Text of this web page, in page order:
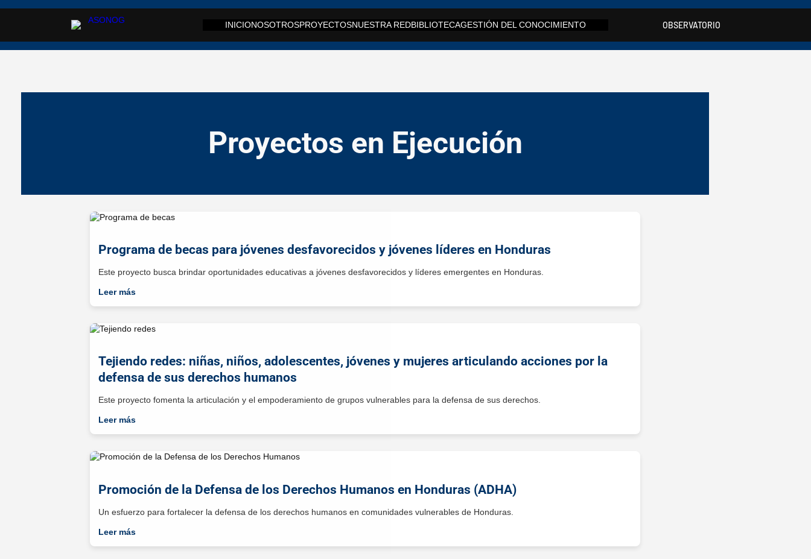
INICIONOSOTROSPROYECTOSNUESTRA REDBIBLIOTECAGESTIÓN DEL CONOCIMIENTO OBSERVATORIO
Proyectos en Ejecución
Programa de becas para jóvenes desfavorecidos y jóvenes líderes en Honduras
Este proyecto busca brindar oportunidades educativas a jóvenes desfavorecidos y líderes emergentes en Honduras.
Leer más
Tejiendo redes: niñas, niños, adolescentes, jóvenes y mujeres articulando acciones por la
defensa de sus derechos humanos
Este proyecto fomenta la articulación y el empoderamiento de grupos vulnerables para la defensa de sus derechos.
Leer más
Promoción de la Defensa de los Derechos Humanos en Honduras (ADHA)
Un esfuerzo para fortalecer la defensa de los derechos humanos en comunidades vulnerables de Honduras.
Leer más